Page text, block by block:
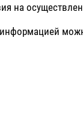
на